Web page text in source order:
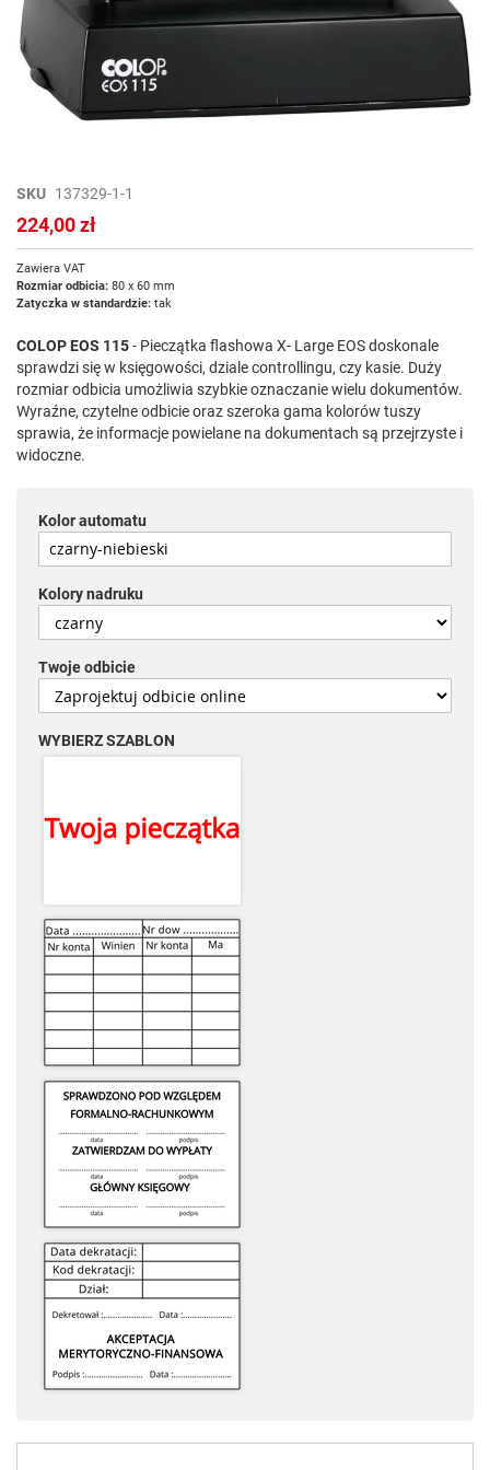
Przejdź
na
początek
SKU 137329-1-1
224,00 zł
Zawiera VAT
Rozmiar odbicia: 80 x 60 mm
Zatyczka w standardzie: tak
COLOP EOS 115- Pieczątka flashowa X- Large EOS doskonale
sprawdzi się w księgowości, dziale controllingu, czy kasie. Duży
rozmiar odbicia umożliwia szybkie oznaczanie wielu dokumentów.
Wyraźne, czytelne odbicie oraz szeroka gama kolorów tuszy
sprawia, że informacje powielane na dokumentach są przejrzyste i
widoczne.
Kolor automatu
Kolory nadruku
Twoje odbicie
WYBIERZ SZABLON